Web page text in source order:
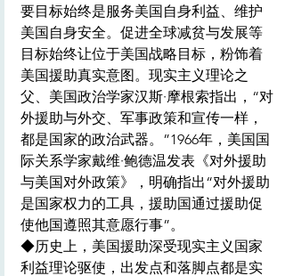
要目标始终是服务美国自身利益、维护
美国自身安全。促进全球减贫与发展等
目标始终让位于美国战略目标，粉饰着
美国援助真实意图。现实主义理论之
父、美国政治学家汉斯·摩根索指出，“对
外援助与外交、军事政策和宣传一样，
都是国家的政治武器。”1966年，美国国
际关系学家戴维·鲍德温发表《对外援助
与美国对外政策》，明确指出“对外援助
是国家权力的工具，援助国通过援助促
使他国遵照其意愿行事”。
◆历史上，美国援助深受现实主义国家
利益理论驱使，出发点和落脚点都是实